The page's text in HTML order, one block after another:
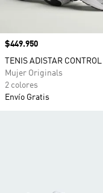
Precio
$449.950
TENIS ADISTAR CONTROL
Mujer Originals
2 colores
Envío Gratis